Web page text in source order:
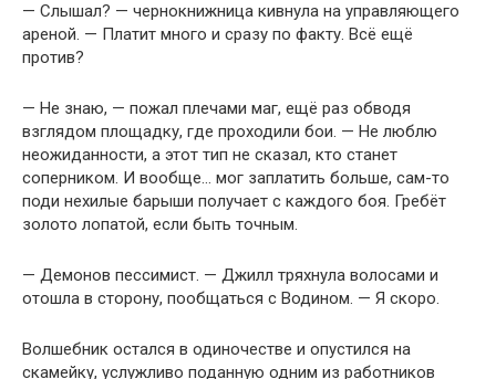
— Слышал? — чернокнижница кивнула на управляющего
ареной. — Платит много и сразу по факту. Всё ещё
против?
— Не знаю, — пожал плечами маг, ещё раз обводя
взглядом площадку, где проходили бои. — Не люблю
неожиданности, а этот тип не сказал, кто станет
соперником. И вообще… мог заплатить больше, сам-то
поди нехилые барыши получает с каждого боя. Гребёт
золото лопатой, если быть точным.
— Демонов пессимист. — Джилл тряхнула волосами и
отошла в сторону, пообщаться с Водином. — Я скоро.
Волшебник остался в одиночестве и опустился на
скамейку, услужливо поданную одним из работников